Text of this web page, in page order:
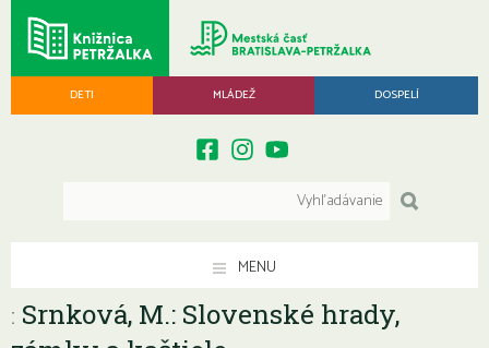
DETI MLÁDEŽ DOSPELÍ
MENU
: Srnková, M.: Slovenské hrady,